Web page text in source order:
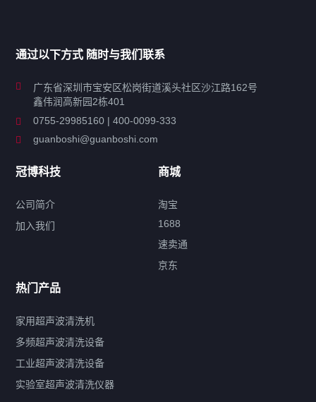
工业超声波清洗设备
特种超声波洗净产品
超声波配件
产品标签
鼓泡 升降 抛动
带加热
功率可调
双波脱气
机械旋钮系列
厨具清洗机
超声波振板
通过以下方式 随时与我们联系
广东省深圳市宝安区松岗街道溪头社区沙江路162号
鑫伟润高新园2栋401
0755-29985160 | 400-0099-333
guanboshi@guanboshi.com
冠博科技
公司简介
加入我们
商城
淘宝
1688
速卖通
京东
热门产品
家用超声波清洗机
多频超声波清洗设备
工业超声波清洗设备
实验室超声波清洗仪器